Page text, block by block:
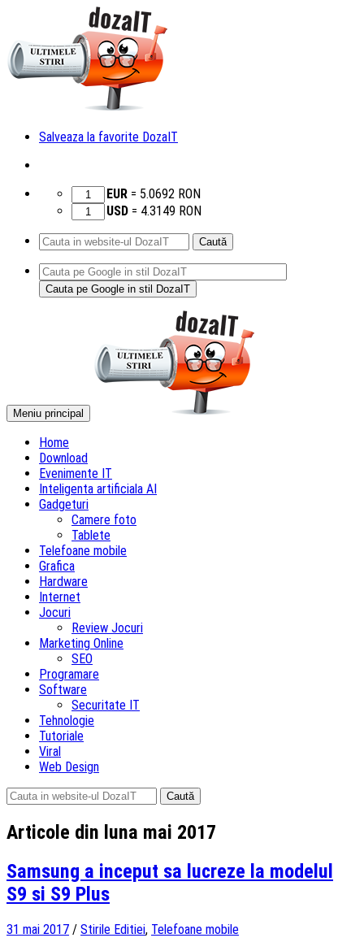
Salveaza la favorite DozaIT
EUR = 5.0692 RON
USD = 4.3149 RON
Caută
după:
Meniu principal
Home
Download
Evenimente IT
Inteligenta artificiala AI
Gadgeturi
Camere foto
Tablete
Telefoane mobile
Grafica
Hardware
Internet
Jocuri
Review Jocuri
Marketing Online
SEO
Programare
Software
Securitate IT
Tehnologie
Tutoriale
Viral
Web Design
Caută
după:
Articole din luna mai 2017
Samsung a inceput sa lucreze la modelul
S9 si S9 Plus
31 mai 2017 / Stirile Editiei, Telefoane mobile